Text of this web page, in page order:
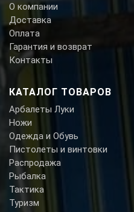
О компании
Доставка
Оплата
Гарантия и возврат
Контакты
КАТАЛОГ ТОВАРОВ
Арбалеты Луки
Ножи
Одежда и Обувь
Пистолеты и винтовки
Распродажа
Рыбалка
Тактика
Туризм